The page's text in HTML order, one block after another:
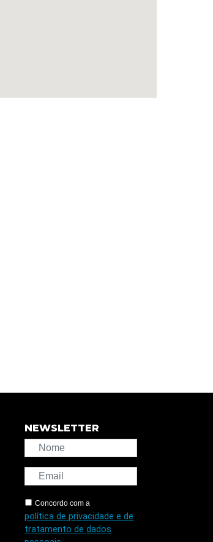
NEWSLETTER
Concordo com a
política de privacidade e de
tratamento de dados